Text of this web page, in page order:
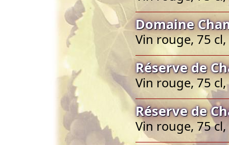
Domaine
Vin rouge, 75
Réserve de
Vin rouge, 75
Réserve de
Vin rouge, 75